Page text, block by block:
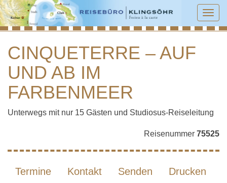
CINQUETERRE – AUF UND AB IM
FARBENMEER
CINQUETERRE – AUF
UND AB IM
FARBENMEER
Unterwegs mit nur 15 Gästen und Studiosus-Reiseleitung
Reisenummer 75525
Termine Kontakt Senden Drucken